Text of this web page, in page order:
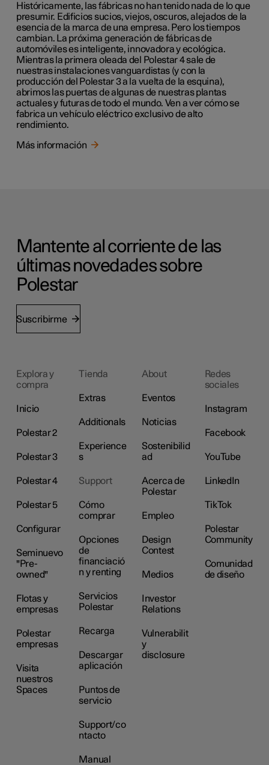
Históricamente, las fábricas no han tenido nada de lo que
presumir. Edificios sucios, viejos, oscuros, alejados de la
esencia de la marca de una empresa. Pero los tiempos
cambian. La próxima generación de fábricas de
automóviles es inteligente, innovadora y ecológica.
Mientras la primera oleada del Polestar 4 sale de
nuestras instalaciones vanguardistas (y con la
producción del Polestar 3 a la vuelta de la esquina),
abrimos las puertas de algunas de nuestras plantas
actuales y futuras de todo el mundo. Ven a ver cómo se
fabrica un vehículo eléctrico exclusivo de alto
rendimiento.
Más información
Mantente al corriente de las
últimas novedades sobre
Polestar
Suscribirme
Explora y
compra
Inicio
Polestar 2
Polestar 3
Polestar 4
Polestar 5
Configurar
Seminuevo
"Pre-
owned"
Flotas y
empresas
Polestar
empresas
Visita
nuestros
Spaces
Tienda
Extras
Additionals
Experience
s
Support
Cómo
comprar
Opciones
de
financiació
n y renting
Servicios
Polestar
Recarga
Descargar
aplicación
Puntos de
servicio
Support/co
ntacto
Manual
About
Eventos
Noticias
Sostenibilid
ad
Acerca de
Polestar
Empleo
Design
Contest
Medios
Investor
Relations
Vulnerabilit
y
disclosure
Redes
sociales
Instagram
Facebook
YouTube
LinkedIn
TikTok
Polestar
Community
Comunidad
de diseño